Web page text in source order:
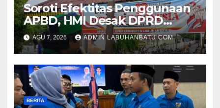
Soroti Efektitas Penggunaan
APBD, HMI Desak DPRD
Labuhanbatu Buka Data
Perjalanan Dinas dan Studi
Banding
AGU 7, 2026 ADMIN LABUHANBATU.COM
BERITA